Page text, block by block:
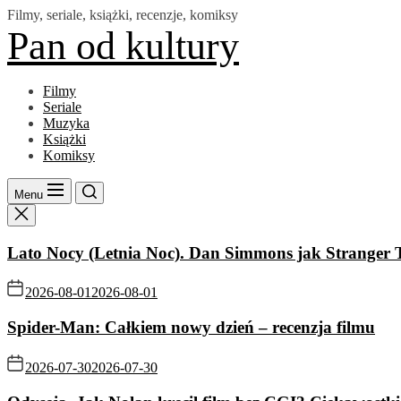
Skip
to
the
content
Filmy, seriale, książki, recenzje, komiksy
Pan od kultury
Filmy
Seriale
Muzyka
Książki
Komiksy
Menu
Lato Nocy (Letnia Noc). Dan Simmons jak Stranger
2026-08-012026-08-01
Spider-Man: Całkiem nowy dzień – recenzja filmu
2026-07-302026-07-30